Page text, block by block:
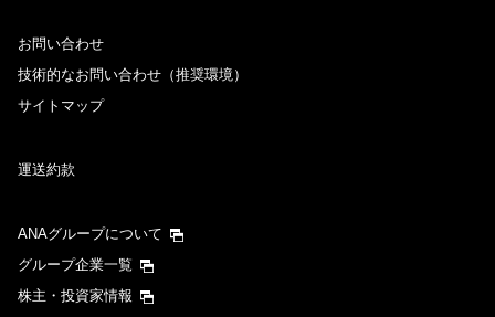
お問い合わせ
技術的なお問い合わせ（推奨環境）
サイトマップ
運送約款
ANAグループについて
グループ企業一覧
株主・投資家情報